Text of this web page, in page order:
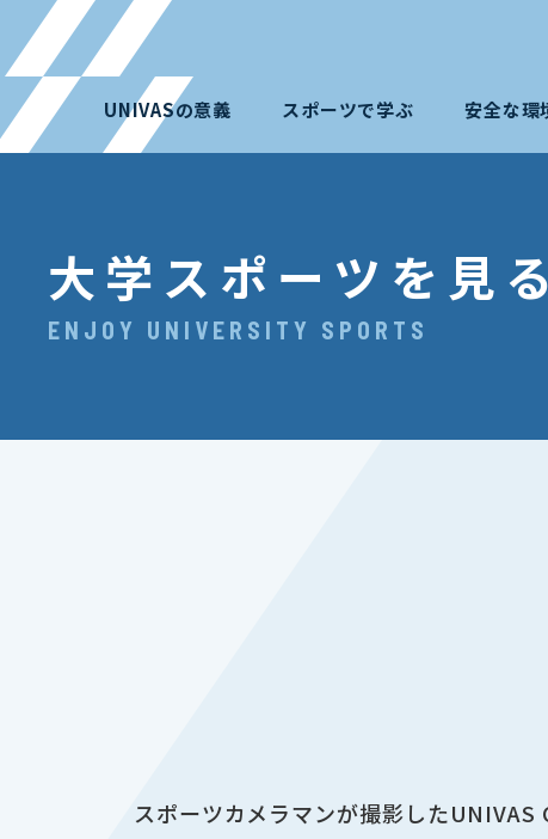
UNIVASの意義 スポーツで学ぶ 安全な環
大学スポーツを見る
ENJOY UNIVERSITY SPORTS
スポーツカメラマンが撮影した